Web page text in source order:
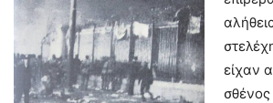
είχαν
σθένος